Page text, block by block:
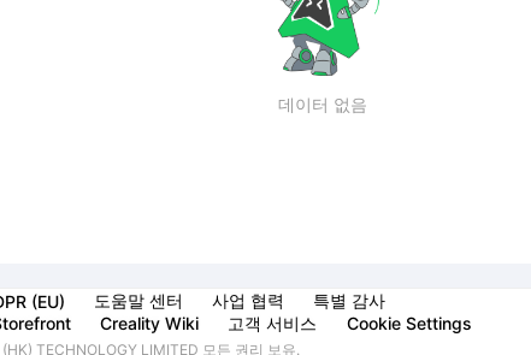
데이터 없음
(EU) 도움말 센터 사업 협력
특별 감사
Creality Wiki 고객 서비스 Cookie Settings
TECHNOLOGY LIMITED 모든 권리 보유.